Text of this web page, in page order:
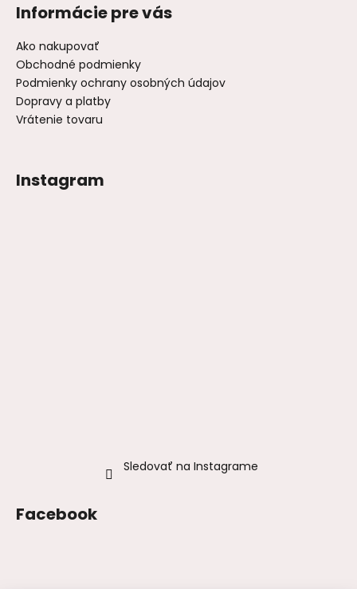
Informácie pre vás
Ako nakupovať
Obchodné podmienky
Podmienky ochrany osobných údajov
Dopravy a platby
Vrátenie tovaru
Instagram
Sledovať na Instagrame
Facebook